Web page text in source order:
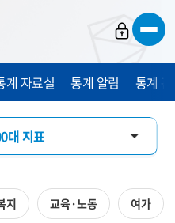
계 자료실 통계 알림 통계
대 지표
각화
지 교육·노동 여가